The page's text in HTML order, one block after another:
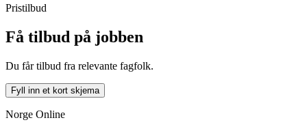
Pristilbud
Få tilbud på jobben
Du får tilbud fra relevante fagfolk.
Fyll inn et kort skjema
Norge Online